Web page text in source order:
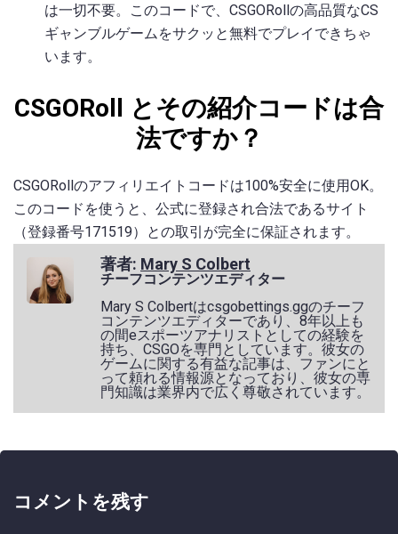
は一切不要。このコードで、CSGORollの高品質なCS
ギャンブルゲームをサクッと無料でプレイできちゃ
います。
CSGORoll とその紹介コードは合
法ですか？
CSGORollのアフィリエイトコードは100%安全に使用OK。
このコードを使うと、公式に登録され合法であるサイト
（登録番号171519）との取引が完全に保証されます。
著者: Mary S Colbert
チーフコンテンツエディター
Mary S Colbertはcsgobettings.ggのチーフ
コンテンツエディターであり、8年以上も
の間eスポーツアナリストとしての経験を
持ち、CSGOを専門としています。彼女の
ゲームに関する有益な記事は、ファンにと
って頼れる情報源となっており、彼女の専
門知識は業界内で広く尊敬されています。
コメントを残す